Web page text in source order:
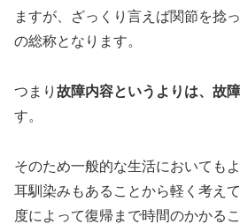
ますが、ざっくり言えば関節を捻
の総称となります。
つまり 故障内容というよりは、故
す。
そのため一般的な生活においても
耳馴染みもあることから軽く考え
度によって復帰まで時間のかかる